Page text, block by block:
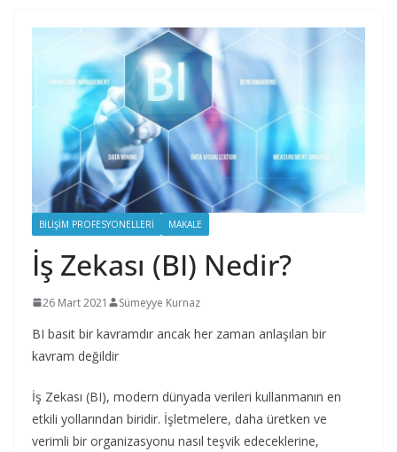
BILIŞIM PROFESYONELLERI MAKALE
İş Zekası (BI) Nedir?
26 Mart 2021 Sümeyye Kurnaz
BI basit bir kavramdır ancak her zaman anlaşılan bir
kavram değildir
İş Zekası (BI), modern dünyada verileri kullanmanın en
etkili yollarından biridir. İşletmelere, daha üretken ve
verimli bir organizasyonu nasıl teşvik edeceklerine,